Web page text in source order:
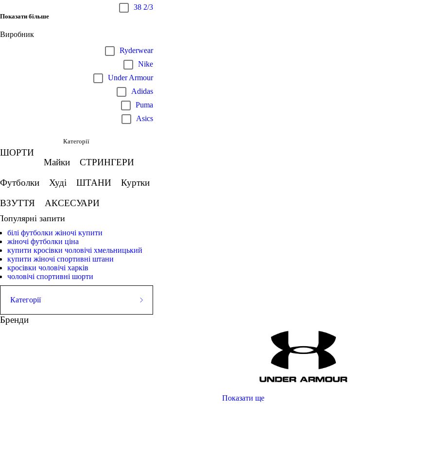
38 2/3
Показати більше
Виробник
Ryderwear
Nike
Under Armour
Adidas
Puma
Asics
Категорії
ШОРТИ
Майки
СТРИНГЕРИ
Футболки
Худі ШТАНИ
Куртки
ВЗУТТЯ
АКСЕСУАРИ
запити
білі футболки жіночі купити
жіночі футболки ціна
купити кросівки чоловічі хмельницький
купити жіночі спортивні штани
кросівки чоловічі харків
чоловічі спортивні шорти
Категорії
ШОРТИ
Бренди
Показати ще